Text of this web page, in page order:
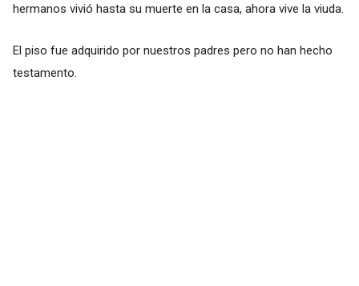
hermanos vivió hasta su muerte en la casa, ahora vive la viuda.
El piso fue adquirido por nuestros padres pero no han hecho
testamento.